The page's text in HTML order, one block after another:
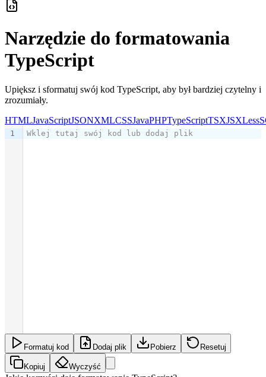
Szukaj narzędzi
Szybkie wyszukiwanie narzędzi
Narzędzie do formatowania
TypeScript
Upiększ i sformatuj swój kod TypeScript, aby był bardziej czytelny i
zrozumiały.
HTMLJavaScriptJSONXMLCSSJavaPHPTypeScriptTSXJSXLess
1 Wklej tutaj swój kod lub dodaj plik
Formatuj kod Dodaj plik Pobierz Resetuj
Kopiuj Wyczyść